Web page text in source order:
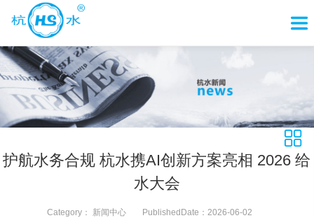
护航水务合规 杭水携AI创新方案亮相 2026 给
水大会
Category： 新闻中心 PublishedDate：2026-06-02